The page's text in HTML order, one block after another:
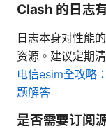
Clash 的日志
日志本身对性能
资源。建议定期
电信esim全攻略
题解答
是否需要订阅